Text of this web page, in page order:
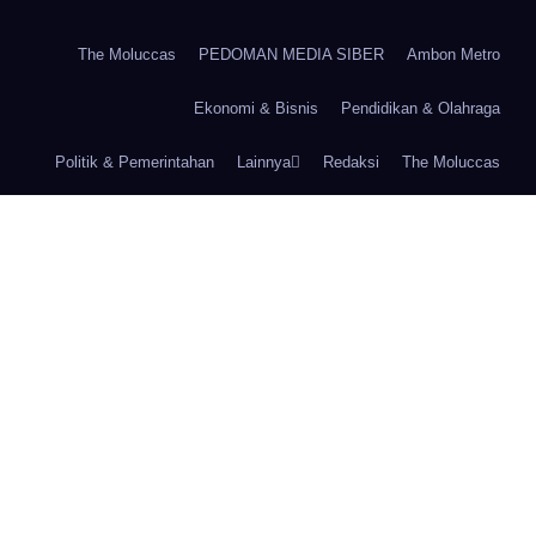
The Moluccas PEDOMAN MEDIA SIBER Ambon Metro
Ekonomi & Bisnis Pendidikan & Olahraga
Politik & Pemerintahan Lainnya Redaksi The Moluccas